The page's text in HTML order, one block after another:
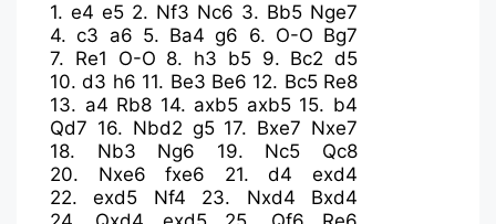
1. e4 e5 2. Nf3 Nc6 3. Bb5 Nge7
4.c3 a6 5. Ba4 g6 6. O-O Bg7
7. Re1 O-O 8. h3 b5 9. Bc2 d5
10.d3 h6 11. Be3 Be6 12. Bc5 Re8
13. a4 Rb8 14. axb5 axb5 15. b4
Qd7 16. Nbd2 g5 17. Bxe7 Nxe7
18. Nb3 Ng6 19. Nc5
Qc8
20. Nxe6 fxe6 21.d4
exd4
22.exd5 Nf4 23. Nxd4
Bxd4